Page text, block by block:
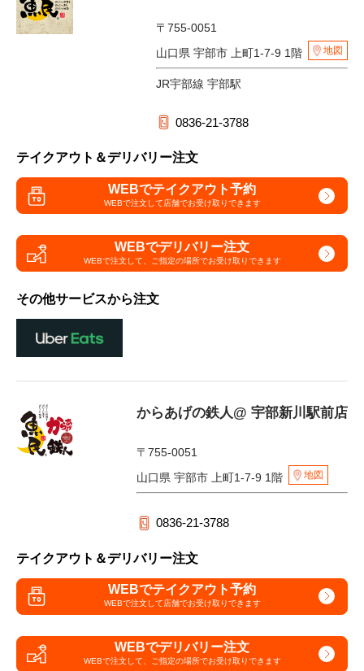
〒755-0051
山口県 宇部市 上町1-7-9 1階
地図
JR宇部線 宇部駅
0836-21-3788
テイクアウト＆デリバリー注文
WEBでテイクアウト予約
WEBで注文して店舗でお受け取りできます
WEBでデリバリー注文
WEBで注文して、 ご指定の場所でお受け取りできます
その他サービスから注文
からあげの鉄人@ 宇部新川駅前店
〒755-0051
山口県 宇部市 上町1-7-9 1階
地図
0836-21-3788
テイクアウト＆デリバリー注文
WEBでテイクアウト予約
WEBで注文して店舗でお受け取りできます
WEBでデリバリー注文
WEBで注文して、 ご指定の場所でお受け取りできます